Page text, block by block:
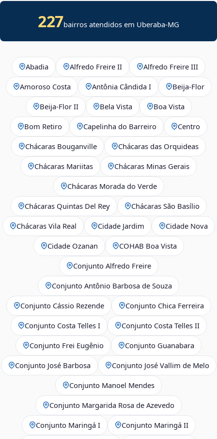
227bairros atendidos em Uberaba-MG
Abadia Alfredo Freire II Alfredo Freire III
Amoroso Costa Antônia Cândida I Beija‑Flor
Beija‑Flor II Bela Vista Boa Vista
Bom Retiro Capelinha do Barreiro Centro
Chácaras Bouganville Chácaras das Orquideas
Chácaras Mariitas Chácaras Minas Gerais
Chácaras Morada do Verde
Chácaras Quintas Del Rey Chácaras São Basílio
Chácaras Vila Real Cidade Jardim Cidade Nova
Cidade Ozanan COHAB Boa Vista
Conjunto Alfredo Freire
Conjunto Antônio Barbosa de Souza
Conjunto Cássio Rezende Conjunto Chica Ferreira
Conjunto Costa Telles I Conjunto Costa Telles II
Conjunto Frei Eugênio Conjunto Guanabara
Conjunto José Barbosa Conjunto José Vallim de Melo
Conjunto Manoel Mendes
Conjunto Margarida Rosa de Azevedo
Conjunto Maringá I Conjunto Maringá II